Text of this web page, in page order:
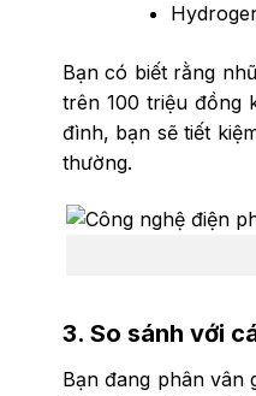
Bạn có biết rằng
trên 100 triệu đồng
đình, bạn sẽ tiết
thường.
3. So sánh với
Bạn đang phân vân